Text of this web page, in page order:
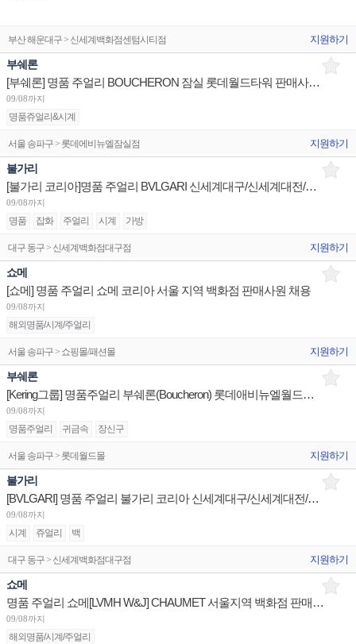
부산 해운대구 > 신세계백화점센텀시티점 지원하기
부쉐론
[부쉐론] 명품 주얼리 BOUCHERON 잠실 롯데월드타워 판매사원/신세계센텀 점장/신세계대전 Admin
09/08까지
명품쥬얼리&시계
서울 송파구 > 롯데에비뉴엘잠실점 지원하기
불가리
[불가리 코리아]명품 주얼리 BVLGARI 신세계대구/신세계대전/롯데광주 슈퍼바이저/판매사원 채용
09/08까지
명품 잡화 주얼리 시계 가방
대구 동구 > 신세계백화점대구점 지원하기
쇼메
[쇼메] 명품 주얼리 쇼메 코리아 서울 지역 백화점 판매사원 채용
09/08까지
해외명품/시계/주얼리
서울 송파구 > 쇼핑몰/패션몰 지원하기
부쉐론
[Kering그룹] 명품주얼리 부쉐론(Boucheron) 롯데애비뉴엘월드타워/판매사원 신세계센텀/점장 채용
09/08까지
명품주얼리 귀금속 장신구
서울 송파구 > 롯데월드몰 지원하기
불가리
[BVLGARI] 명품 주얼리 불가리 코리아 신세계대구/신세계대전/롯데광주 판매사원 채용
09/08까지
시계 쥬얼리 백
대구 동구 > 신세계백화점대구점 지원하기
쇼메
명품 주얼리 쇼메[LVMH W&J] CHAUMET 서울지역 백화점 판매사원 채용
09/08까지
해외명품/시계/주얼리